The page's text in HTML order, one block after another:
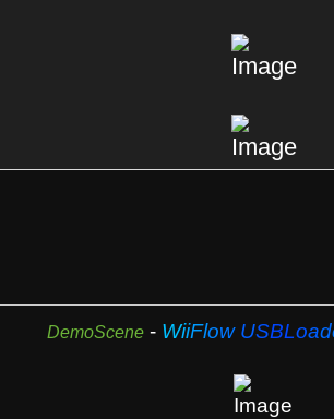
DemoScene - WiiFlow USBLoad